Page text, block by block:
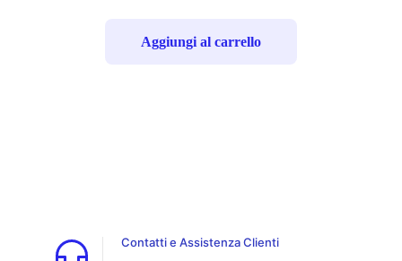
Aggiungi al carrello
Contatti e Assistenza Clienti